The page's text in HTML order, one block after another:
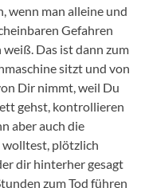
wenn man alleine und
Gefahren
Das ist dann zum
sitzt und von
Dir nimmt, weil Du
gehst, kontrollieren
aber auch die
wolltest, plötzlich
dir hinterher gesagt
zum Tod führen